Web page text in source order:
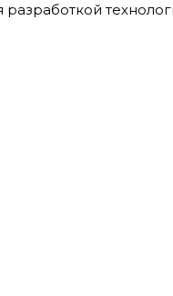
разработкой